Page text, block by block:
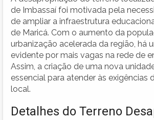
de Imbassaí foi motivada pela
de ampliar a infraestrutura
de Maricá. Com o aumento da
urbanização acelerada da região, há
evidente por mais vagas na rede de
Assim, a criação de uma nova
essencial para atender às exigências
local.
Detalhes do Terreno